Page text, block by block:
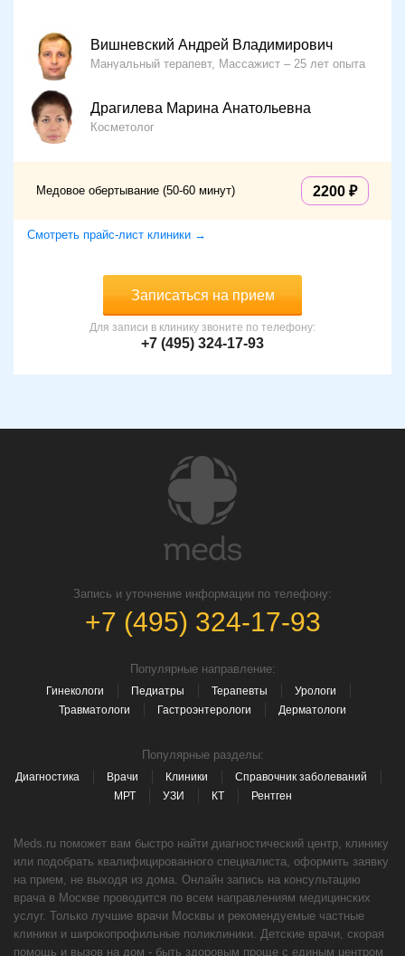
Вишневский Андрей Владимирович
Мануальный терапевт, Массажист 25 лет опыта
Драгилева Марина Анатольевна
Косметолог
Медовое обертывание (50-60 минут) 2200
Смотреть прайс-лист клиники →
Записаться на прием
Для записи в клинику звоните по телефону:
+7 (495) 324-17-93
Запись и уточнение информации по телефону:
+7 (495) 324-17-93
Популярные направление:
Гинекологи Педиатры Терапевты
Урологи
Травматологи
Гастроэнтерологи Дерматологи
Популярные разделы:
Диагностика Врачи Клиники
Справочник заболеваний
МРТ
УЗИ КТ Рентген
Meds.ru поможет вам быстро найти диагностический центр, клинику
или подобрать квалифицированного специалиста, оформить заявку
на прием, не выходя из дома. Онлайн запись на консультацию
врача в Москве проводится по всем направлениям медицинских
услуг. Только лучшие врачи Москвы и рекомендуемые частные
клиники и широкопрофильные поликлиники. Детские врачи, скорая
помощь и вызов на дом - быть здоровым проще с единым центром